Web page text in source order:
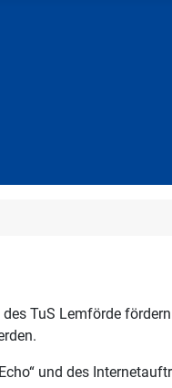
TuS Lemförde
und des